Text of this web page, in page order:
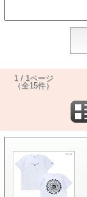
1 / 1ページ
（全15件）